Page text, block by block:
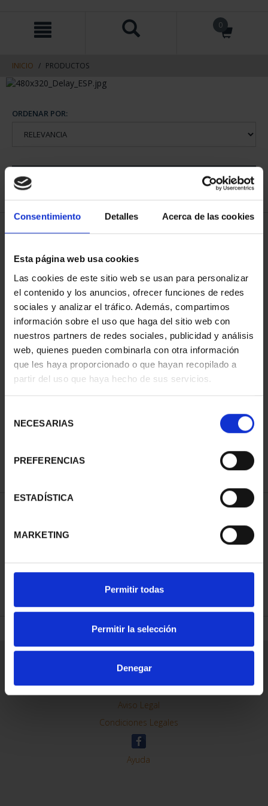
Consentimiento Detalles Acerca de las cookies
Esta página web usa cookies
Las cookies de este sitio web se usan para personalizar
el contenido y los anuncios, ofrecer funciones de redes
sociales y analizar el tráfico. Además, compartimos
información sobre el uso que haga del sitio web con
nuestros partners de redes sociales, publicidad y análisis
web, quienes pueden combinarla con otra información
que les haya proporcionado o que hayan recopilado a
partir del uso que haya hecho de sus servicios.
NECESARIAS
PREFERENCIAS
ESTADÍSTICA
MARKETING
Permitir todas
Permitir la selección
Denegar
contenido
navegacin
0
INICIO PRODUCTOS
ORDENAR POR:
1 Productos encontrados
140,00 €
REFINAR
Contacto
Preguntas Frequentes (FAQs)
Aviso Legal
Condiciones Legales
Ayuda